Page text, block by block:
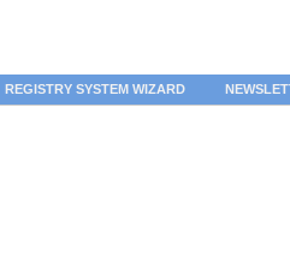
REGISTRY SYSTEM WIZARD